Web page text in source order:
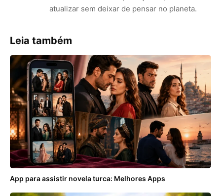
atualizar sem deixar de pensar no planeta.
Leia também
App para assistir novela turca: Melhores Apps